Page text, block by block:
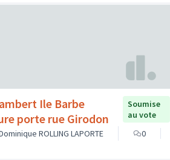
Ile Barbe
porte rue Girodon
Soumise
au vote
ROLLING LAPORTE
0